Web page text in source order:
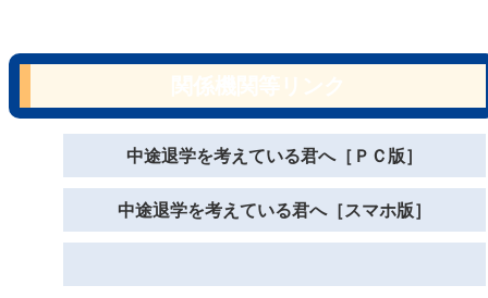
中途退学を考えている君へ［ＰＣ版］
中途退学を考えている君へ［スマホ版］